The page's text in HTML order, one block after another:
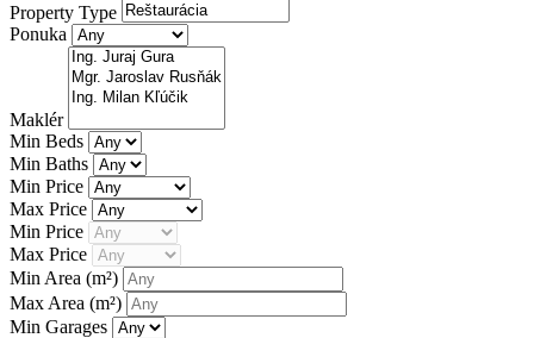
Property Type
Ponuka
Maklér
Min Beds
Min Baths
Min Price
Max Price
Min Price
Max Price
Min Area (m²)
Max Area (m²)
Min Garages